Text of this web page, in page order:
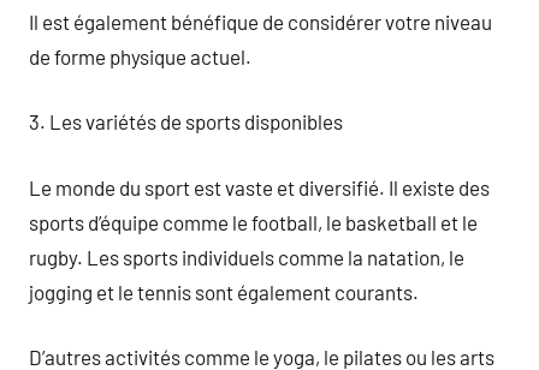
Il est également bénéfique de considérer votre niveau
de forme physique actuel.
3. Les variétés de sports disponibles
Le monde du sport est vaste et diversifié. Il existe des
sports d’équipe comme le football, le basketball et le
rugby. Les sports individuels comme la natation, le
jogging et le tennis sont également courants.
D’autres activités comme le yoga, le pilates ou les arts